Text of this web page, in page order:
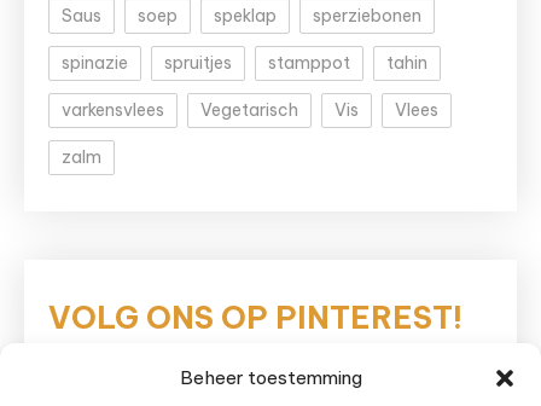
Beheer toestemming
Saus soep speklap sperziebonen
spinazie spruitjes stamppot tahin
varkensvlees Vegetarisch Vis Vlees
zalm
VOLG ONS OP PINTEREST!